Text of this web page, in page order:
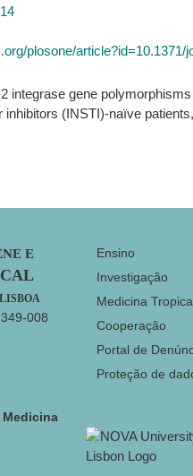
plosone/article?id=10.1371/
integrase gene
inhibitors (INSTI)-naïve
E
008
Ensino
Investigação
Medicina
Cooperação
Portal de
Proteção de